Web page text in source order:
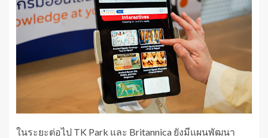
ในระยะต่อไป TK Park และ Britannica ยังมีแผนพัฒนา